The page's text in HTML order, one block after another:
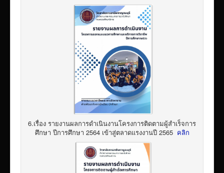
6.เรื่อง รายงานผลการดำเนินงานโครงการติดตามผู้สำเร็จการ
ศึกษา ปีการศึกษา 2564 เข้าสู่ตลาดแรงงานปี 2565 คลิก